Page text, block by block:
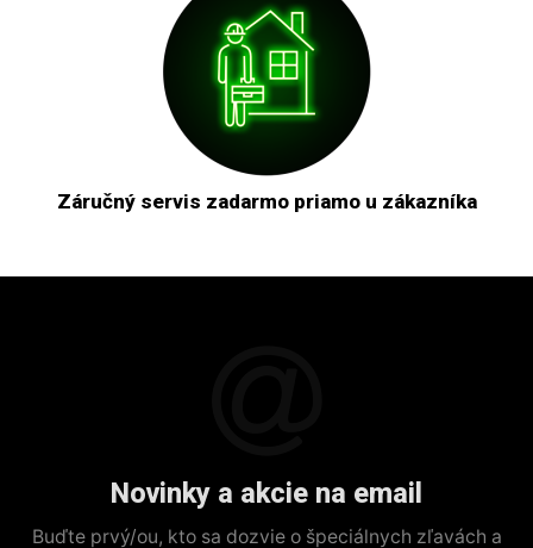
Záručný servis zadarmo priamo u zákazníka
Novinky a akcie na email
Buďte prvý/ou, kto sa dozvie o špeciálnych zľavách a